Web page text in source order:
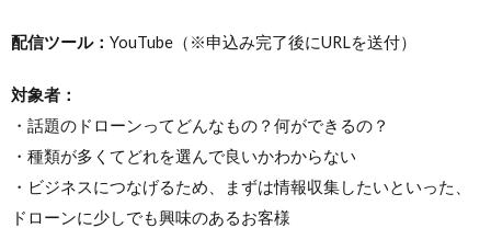
配信ツール： YouTube（※申込み完了後にURLを送付）
対象者：
・話題のドローンってどんなもの？何ができるの？
・種類が多くてどれを選んで良いかわからない
・ビジネスにつなげるため、まずは情報収集したいといった、
ドローンに少しでも興味のあるお客様